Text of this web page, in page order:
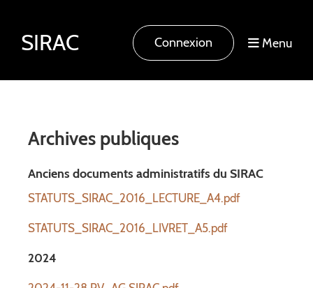
SIRAC Connexion Menu
Archives publiques
Anciens documents administratifs du SIRAC
STATUTS_SIRAC_2016_LECTURE_A4.pdf
STATUTS_SIRAC_2016_LIVRET_A5.pdf
2024